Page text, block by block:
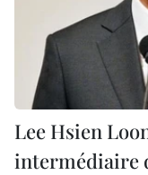
Lee Hsien
intermédiaire